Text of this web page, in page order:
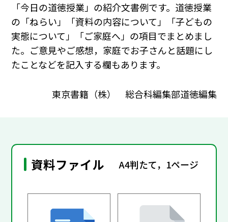
「今日の道徳授業」の紹介文書例です。道徳授業
の「ねらい」「資料の内容について」「子どもの
実態について」「ご家庭へ」の項目でまとめまし
た。ご意見やご感想，家庭でお子さんと話題にし
たことなどを記入する欄もあります。
東京書籍（株） 総合科編集部道徳編集
資料ファイル A4判たて，1ページ